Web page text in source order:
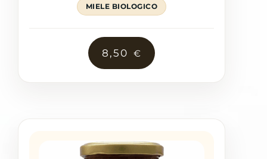
MIELE BIOLOGICO
8,50 €